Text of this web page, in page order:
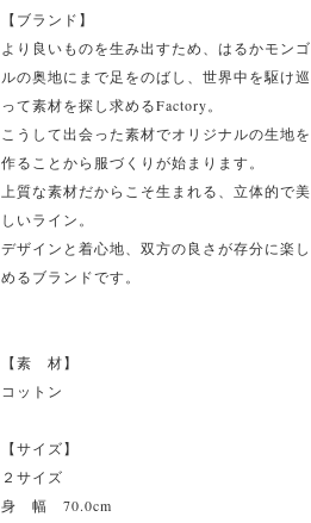
【ブランド】
より良いものを生み出すため、はるかモンゴ
ルの奥地にまで足をのばし、世界中を駆け巡
って素材を探し求めるFactory。
こうして出会った素材でオリジナルの生地を
作ることから服づくりが始まります。
上質な素材だからこそ生まれる、立体的で美
しいライン。
デザインと着心地、双方の良さが存分に楽し
めるブランドです。
【素 材】
コットン
【サイズ】
２サイズ
身 幅 70.0cm